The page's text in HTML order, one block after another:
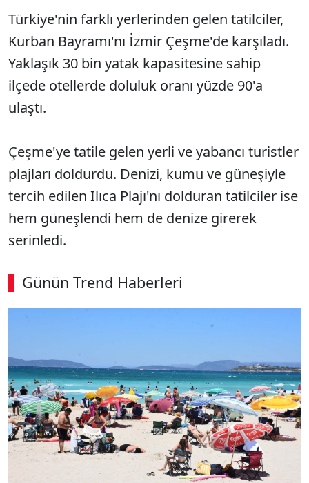
Türkiye'nin farklı yerlerinden gelen tatilciler,
Kurban Bayramı'nı İzmir Çeşme'de karşıladı.
Yaklaşık 30 bin yatak kapasitesine sahip
ilçede otellerde doluluk oranı yüzde 90'a
ulaştı.
Çeşme'ye tatile gelen yerli ve yabancı turistler
plajları doldurdu. Denizi, kumu ve güneşiyle
tercih edilen Ilıca Plajı'nı dolduran tatilciler ise
hem güneşlendi hem de denize girerek
serinledi.
Günün Trend Haberleri
00:02 / 08:06